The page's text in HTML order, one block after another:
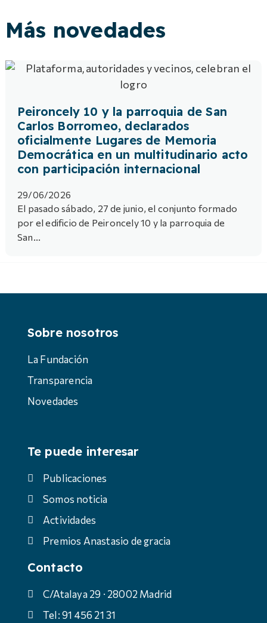
Más novedades
Peironcely 10 y la parroquia de San
Carlos Borromeo, declarados
oficialmente Lugares de Memoria
Democrática en un multitudinario acto
con participación internacional
29/06/2026
El pasado sábado, 27 de junio, el conjunto formado
por el edificio de Peironcely 10 y la parroquia de
San...
Sobre nosotros
La Fundación
Transparencia
Novedades
Te puede interesar
Publicaciones
Somos noticia
Actividades
Premios Anastasio de gracia
Contacto
C/Atalaya 29 · 28002 Madrid
Tel: 91 456 21 31